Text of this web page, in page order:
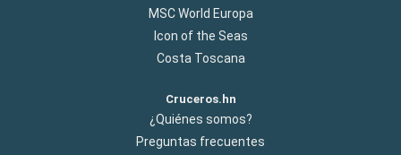
MSC World Europa
Icon of the Seas
Costa Toscana
Cruceros.hn
¿Quiénes somos?
Preguntas frecuentes